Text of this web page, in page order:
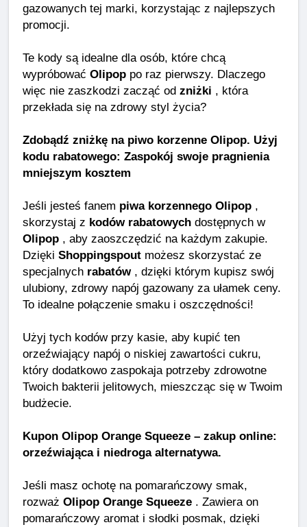
gazowanych tej marki, korzystając z najlepszych
promocji.
Te kody są idealne dla osób, które chcą
wypróbować Olipop po raz pierwszy. Dlaczego
więc nie zaszkodzi zacząć od zniżki , która
przekłada się na zdrowy styl życia?
Zdobądź zniżkę na piwo korzenne Olipop. Użyj
kodu rabatowego: Zaspokój swoje pragnienia
mniejszym kosztem
Jeśli jesteś fanem piwa korzennego Olipop ,
skorzystaj z kodów rabatowych dostępnych w
Olipop , aby zaoszczędzić na każdym zakupie.
Dzięki Shoppingspout możesz skorzystać ze
specjalnych rabatów, dzięki którym kupisz swój
ulubiony, zdrowy napój gazowany za ułamek ceny.
To idealne połączenie smaku i oszczędności!
Użyj tych kodów przy kasie, aby kupić ten
orzeźwiający napój o niskiej zawartości cukru,
który dodatkowo zaspokaja potrzeby zdrowotne
Twoich bakterii jelitowych, mieszcząc się w Twoim
budżecie.
Kupon Olipop Orange Squeeze – zakup online:
orzeźwiająca i niedroga alternatywa.
Jeśli masz ochotę na pomarańczowy smak,
rozważ Olipop Orange Squeeze . Zawiera on
pomarańczowy aromat i słodki posmak, dzięki